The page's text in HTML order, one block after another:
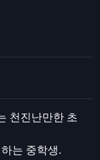
천진난만한 초
는 중학생.